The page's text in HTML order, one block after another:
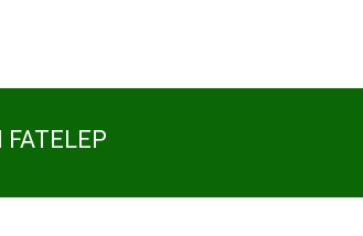
FATELEP